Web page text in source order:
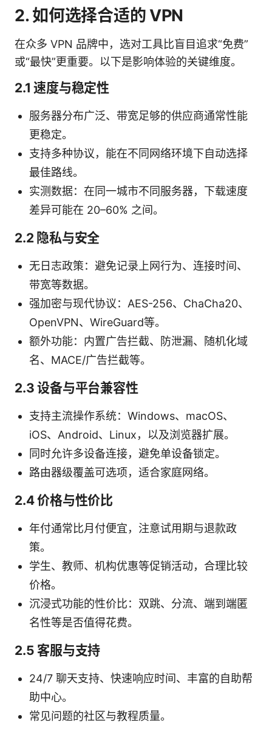
2. 如何选择合适的 VPN
在众多 VPN 品牌中，选对工具比盲目追求“免费”
或“最快”更重要。以下是影响体验的关键维度。
2.1 速度与稳定性
服务器分布广泛、带宽足够的供应商通常性能
更稳定。
支持多种协议，能在不同网络环境下自动选择
最佳路线。
实测数据：在同一城市不同服务器，下载速度
差异可能在 20–60% 之间。
2.2 隐私与安全
无日志政策：避免记录上网行为、连接时间、
带宽等数据。
强加密与现代协议：AES-256、ChaCha20、
OpenVPN、WireGuard等。
额外功能：内置广告拦截、防泄漏、随机化域
名、MACE/广告拦截等。
2.3 设备与平台兼容性
支持主流操作系统：Windows、macOS、
iOS、Android、Linux，以及浏览器扩展。
同时允许多设备连接，避免单设备锁定。
路由器级覆盖可选项，适合家庭网络。
2.4 价格与性价比
年付通常比月付便宜，注意试用期与退款政
策。
学生、教师、机构优惠等促销活动，合理比较
价格。
沉浸式功能的性价比：双跳、分流、端到端匿
名性等是否值得花费。
2.5 客服与支持
24/7 聊天支持、快速响应时间、丰富的自助帮
助中心。
常见问题的社区与教程质量。